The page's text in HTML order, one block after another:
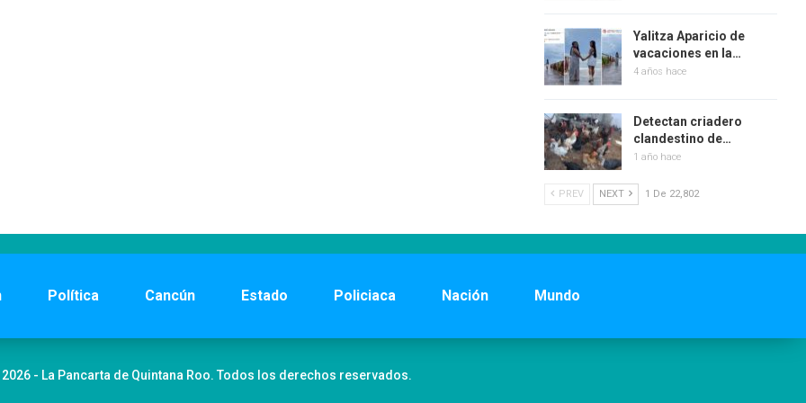
Yalitza Aparicio de
vacaciones en la…
4 años hace
Detectan criadero
clandestino de…
1 año hace
PREV NEXT 1 De 22,802
Política Cancún Estado Policiaca Nación Mundo
- La Pancarta de Quintana Roo. Todos los derechos reservados.